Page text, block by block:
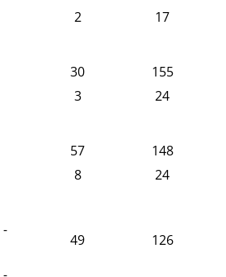
2 17
30
155
3 24
57
148
8 24
49
126